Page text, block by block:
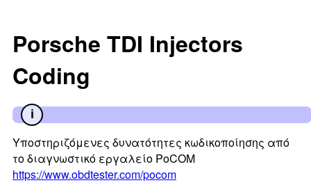
Porsche TDI Injectors
Coding
Υποστηριζόμενες δυνατότητες κωδικοποίησης από
το διαγνωστικό εργαλείο PoCOM
https://www.obdtester.com/pocom